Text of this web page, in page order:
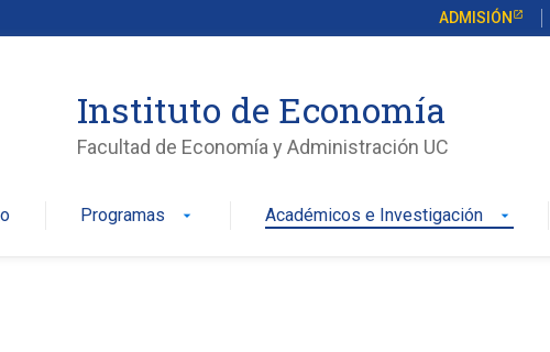
ADMISIÓN
Instituto de Economía
Facultad de Economía y Administración UC
Programas arrow_drop_down Académicos e Investigación arrow_drop_down